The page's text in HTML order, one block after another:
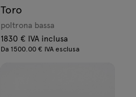
Toro
poltrona bassa
1830 € IVA inclusa
Da 1500.00 € IVA esclusa